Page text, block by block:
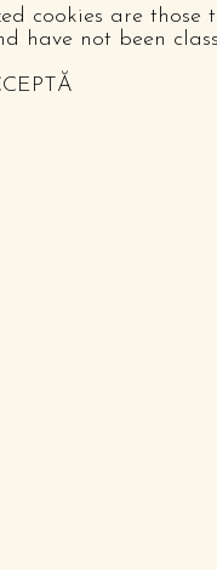
cookies are those
have not been